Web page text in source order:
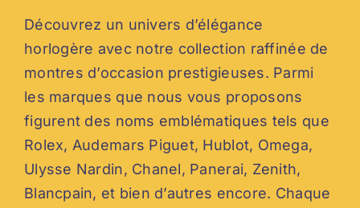
Découvrez un univers d’élégance
horlogère avec notre collection raffinée de
montres d’occasion prestigieuses. Parmi
les marques que nous vous proposons
figurent des noms emblématiques tels que
Rolex, Audemars Piguet, Hublot, Omega,
Ulysse Nardin, Chanel, Panerai, Zenith,
Blancpain, et bien d’autres encore. Chaque